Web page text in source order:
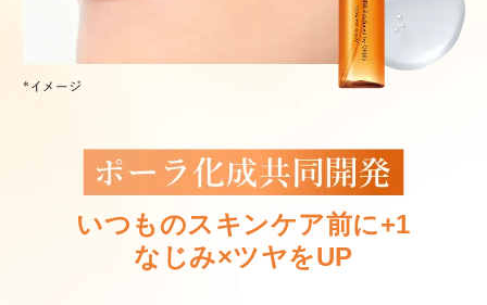
いつものスキンケア前に+1
なじみ×ツヤをUP